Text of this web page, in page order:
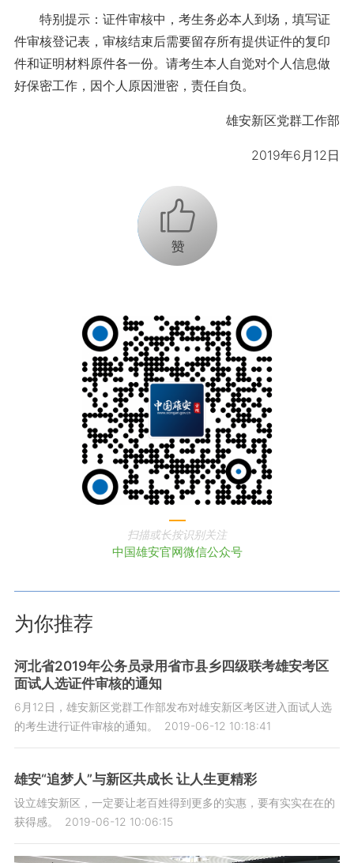
特别提示：证件审核中，考生务必本人到场，填写证
件审核登记表，审核结束后需要留存所有提供证件的复印
件和证明材料原件各一份。请考生本人自觉对个人信息做
好保密工作，因个人原因泄密，责任自负。
雄安新区党群工作部
2019年6月12日
+1
扫描或长按识别关注
中国雄安官网微信公众号
为你推荐
河北省2019年公务员录用省市县乡四级联考雄安考区
面试人选证件审核的通知
6月12日，雄安新区党群工作部发布对雄安新区考区进入面试人选
的考生进行证件审核的通知。
2019-06-12 10:18:41
雄安“追梦人”与新区共成长 让人生更精彩
设立雄安新区，一定要让老百姓得到更多的实惠，要有实实在在的
获得感。
2019-06-12 10:06:15